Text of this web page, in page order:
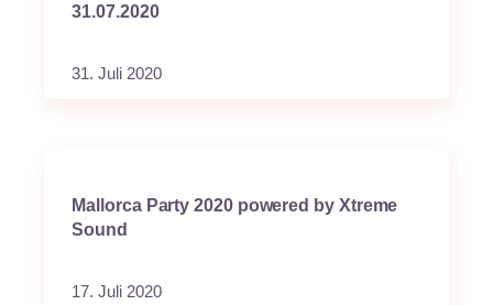
31.07.2020
31. Juli 2020
Mallorca Party 2020 powered by Xtreme
Sound
17. Juli 2020